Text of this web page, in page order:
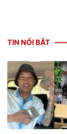
TIN NỔI BẬT